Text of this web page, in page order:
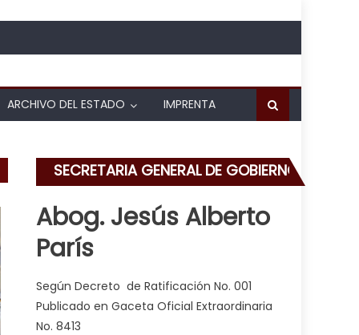
ARCHIVO DEL ESTADO IMPRENTA
SECRETARIA GENERAL DE GOBIERNO
Abog. Jesús Alberto
París
Según Decreto de Ratificación No. 001
Publicado en Gaceta Oficial Extraordinaria
No. 8413